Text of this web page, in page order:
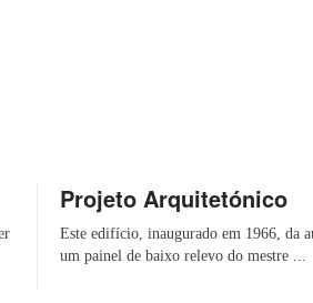
Projeto Arquitetónico
Este edifício, inaugurado em 1966, da
um painel de baixo relevo do mestre ...